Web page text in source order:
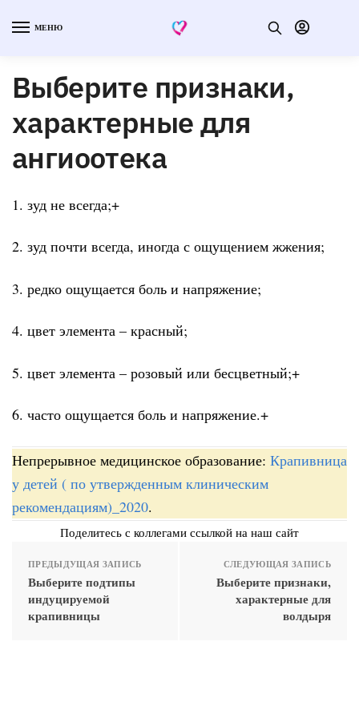
МЕНЮ
Выберите признаки,
характерные для
ангиоотека
1. зуд не всегда;+
2. зуд почти всегда, иногда с ощущением жжения;
3. редко ощущается боль и напряжение;
4. цвет элемента – красный;
5. цвет элемента – розовый или бесцветный;+
6. часто ощущается боль и напряжение.+
Непрерывное медицинское образование: Крапивница
у детей ( по утвержденным клиническим
рекомендациям)_2020.
Поделитесь с коллегами ссылкой на наш сайт
ПРЕДЫДУЩАЯ ЗАПИСЬ
Выберите подтипы
индуцируемой
крапивницы
СЛЕДУЮЩАЯ ЗАПИСЬ
Выберите признаки,
характерные для
волдыря